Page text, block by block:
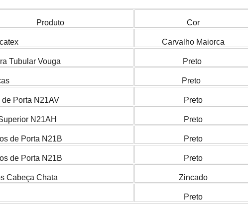
Produto Cor
Carvalho Maiorca
Tubular Vouga Preto
Preto
de Porta N21AV Preto
N21AH Preto
de Porta N21B Preto
de Porta N21B Preto
Cabeça Chata Zincado
Preto